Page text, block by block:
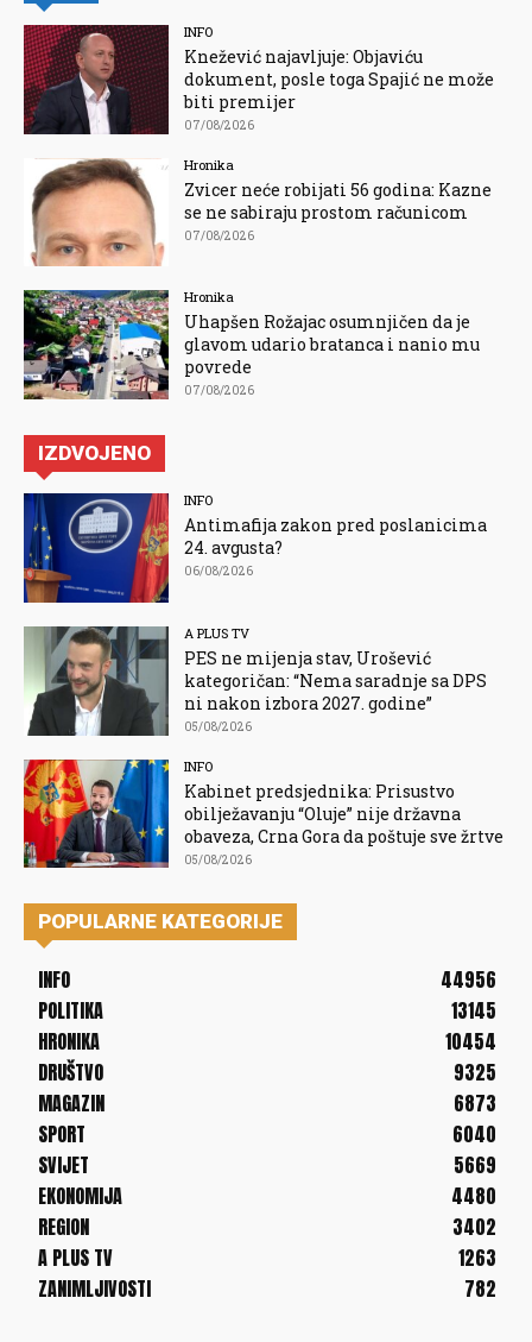
INFO
Knežević najavljuje: Objaviću
dokument, posle toga Spajić ne može
biti premijer
07/08/2026
Hronika
Zvicer neće robijati 56 godina: Kazne
se ne sabiraju prostom računicom
07/08/2026
Hronika
Uhapšen Rožajac osumnjičen da je
glavom udario bratanca i nanio mu
povrede
07/08/2026
IZDVOJENO
INFO
Antimafija zakon pred poslanicima
24. avgusta?
06/08/2026
A PLUS TV
PES ne mijenja stav, Urošević
kategoričan: “Nema saradnje sa DPS
ni nakon izbora 2027. godine”
05/08/2026
INFO
Kabinet predsjednika: Prisustvo
obilježavanju “Oluje” nije državna
obaveza, Crna Gora da poštuje sve žrtve
05/08/2026
POPULARNE KATEGORIJE
INFO
44956
POLITIKA
13145
HRONIKA
10454
DRUŠTVO
9325
MAGAZIN
6873
SPORT
6040
SVIJET
5669
EKONOMIJA
4480
REGION
3402
A PLUS TV
1263
ZANIMLJIVOSTI
782